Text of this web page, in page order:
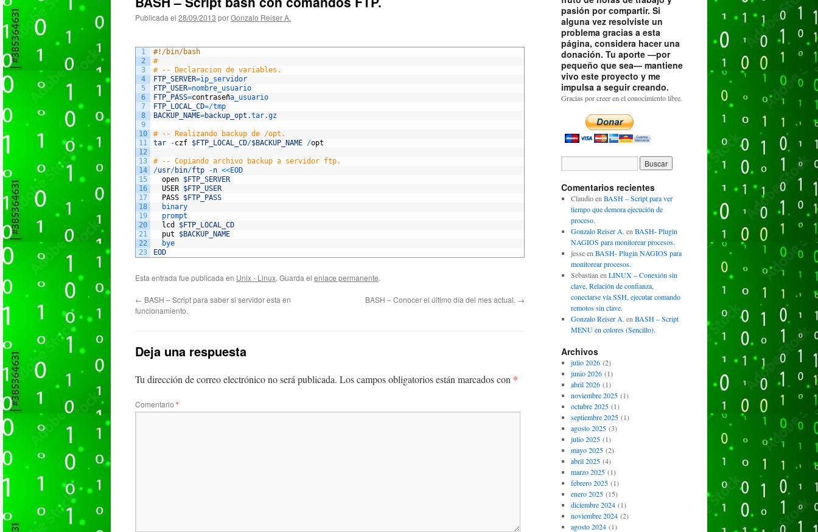
Publicada el 28/09/2013 porGonzalo Reiser A.
1
2
3
4
5
6
7
8
9
10
11
12
13
14
15
16
17
18
19
20
21
22
23
#!/bin/bash
#
# -- Declaracion de variables.
FTP_SERVER=ip_servidor
FTP_USER=nombre_usuario
FTP_PASS=contraseña_usuario
FTP_LOCAL_CD=/tmp
BACKUP_NAME=backup_opt .tar.gz
# -- Realizando backup de /opt.
tar
-czf $FTP_LOCAL_CD/$BACKUP_NAME /opt
# -- Copiando archivo backup a servidor ftp.
/usr/bin/ftp -n <<EOD
open $FTP_SERVER
USER $FTP_USER
PASS $FTP_PASS
binary
prompt
lcd
$FTP_LOCAL_CD
put
$BACKUP_NAME
bye
EOD
Esta entrada fue publicada en Unix - Linux. Guarda el enlace permanente.
← BASH – Script para saber si servidor esta en
funcionamiento.
BASH – Conocer el último día del mes actual. →
Deja una respuesta
Tu dirección de correo electrónico no será publicada. Los campos obligatorios están marcados con *
Comentario *
pasión por compartir. Si
alguna vez resolviste un
problema gracias a esta
página, considera hacer una
donación. Tu aporte —por
pequeño que sea— mantiene
vivo este proyecto y me
impulsa a seguir creando.
Gracias por creer en el conocimiento libre.
Comentarios recientes
Claudioen BASH – Script para ver
tiempo que demora ejecución de
proceso.
Gonzalo Reiser A. en BASH- Plugin
NAGIOS para monitorear procesos.
jesseen BASH- Plugin NAGIOS para
monitorear procesos.
Sebastian en LINUX – Conexión sin
clave, Relación de confianza,
conectarse vía SSH, ejecutar comando
remotos sin clave.
Gonzalo Reiser A. en BASH – Script
MENU en colores (Sencillo).
Archivos
julio 2026(2)
junio 2026(1)
abril 2026(1)
noviembre 2025(1)
octubre 2025(1)
septiembre 2025(1)
agosto 2025(3)
julio 2025(1)
mayo 2025(2)
abril 2025(4)
marzo 2025(1)
febrero 2025(1)
enero 2025(15)
diciembre 2024(1)
noviembre 2024(2)
agosto 2024(1)